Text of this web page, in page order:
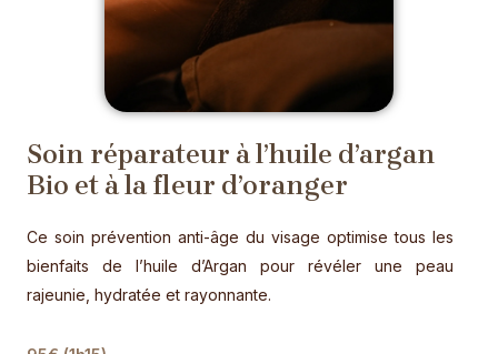
Soin réparateur à l’huile d’argan
Bio et à la fleur d’oranger
Ce soin prévention anti-âge du visage optimise tous les
bienfaits de l’huile d’Argan pour révéler une peau
rajeunie, hydratée et rayonnante.